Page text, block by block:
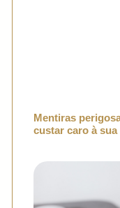
Mentiras
custar caro à sua